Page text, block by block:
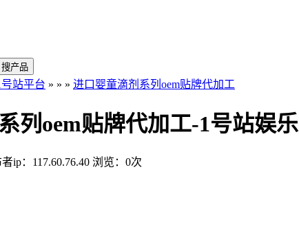
搜产品
站平台 » » » 进口婴童滴剂系列oem贴牌代加工
列oem贴牌代加工-1号站娱乐
ip：117.60.76.40 浏览：0次